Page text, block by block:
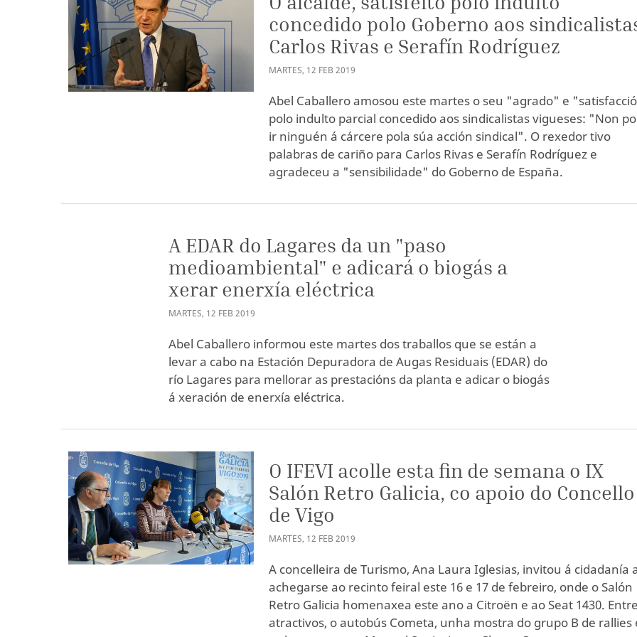
concedido polo Goberno aos
Carlos Rivas e Serafín Rodríguez
MARTES, 12 FEB 2019
Abel Caballero amosou este martes o seu "agrado" e
polo indulto parcial concedido aos sindicalistas vigueses: "Non
ir ninguén á cárcere pola súa acción sindical". O rexedor tivo
palabras de cariño para Carlos Rivas e Serafín Rodríguez e
agradeceu a "sensibilidade" do Goberno de España.
A EDAR do Lagares da un "paso
medioambiental" e adicará o biogás a
xerar enerxía eléctrica
MARTES, 12 FEB 2019
Abel Caballero informou este martes dos traballos que se están a
levar a cabo na Estación Depuradora de Augas Residuais (EDAR) do
río Lagares para mellorar as prestacións da planta e adicar o biogás
á xeración de enerxía eléctrica.
O IFEVI acolle esta fin de semana o IX
Salón Retro Galicia, co apoio do Concello
de Vigo
MARTES, 12 FEB 2019
A concelleira de Turismo, Ana Laura Iglesias, invitou á cidadanía
achegarse ao recinto feiral este 16 e 17 de febreiro, onde o Salón
Retro Galicia homenaxea este ano a Citroën e ao Seat 1430.
atractivos, o autobús Cometa, unha mostra do grupo B de rallies